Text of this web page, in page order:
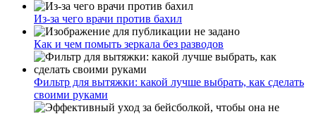
Из-за чего врачи против бахил
Как и чем помыть зеркала без разводов
Фильтр для вытяжки: какой лучше выбрать, как сделать
своими руками